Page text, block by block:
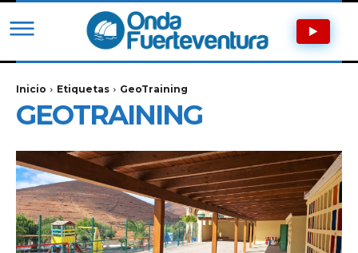
Inicio Etiquetas GeoTraining
GEOTRAINING